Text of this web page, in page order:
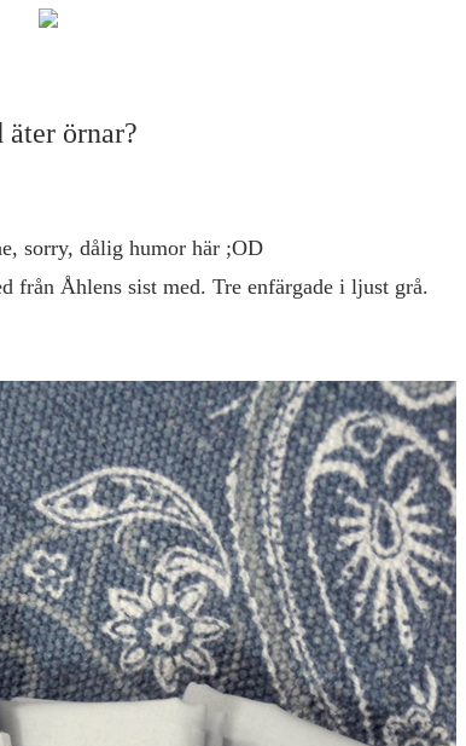
äter örnar?
sorry, dålig humor här ;OD
från Åhlens sist med. Tre enfärgade i ljust grå.